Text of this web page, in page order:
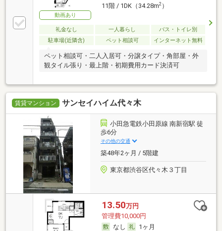
動画あり
11階 / 1DK（34.28m2）
礼金なし 一人暮らし
バス・トイレ別
駐車場(近隣含)
ペット相談可 インターネット無料
ペット相談可・二人入居可・分譲タイプ・角部屋・外
観タイル張り・最上階・初期費用カード決済可
賃貸マンション サンセイハイム代々木
小田急電鉄小田原線 南新宿駅 徒
歩6分
その他の交通
築48年2ヶ月 / 5階建
東京都渋谷区代々木３丁目
13.50万円
管理費10,000円
なし
1ヶ月